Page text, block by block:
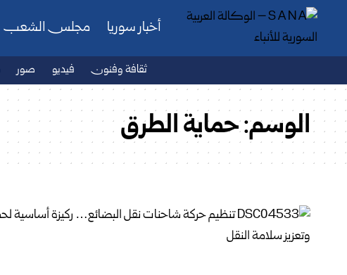
أخبار سوريا مجلس الشعب
ثقافة وفنون فيديو صور
الوسم:حماية الطرق